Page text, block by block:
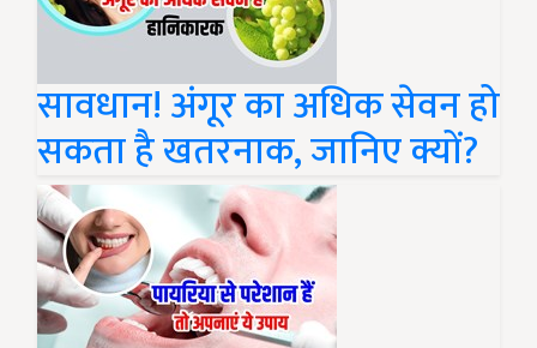
सावधान! अंगूर का अधिक सेवन हो
सकता है खतरनाक, जानिए क्यों?